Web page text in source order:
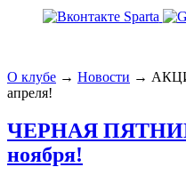
О клубе → Новости →
апреля!
ЧЕРНАЯ
ноября!